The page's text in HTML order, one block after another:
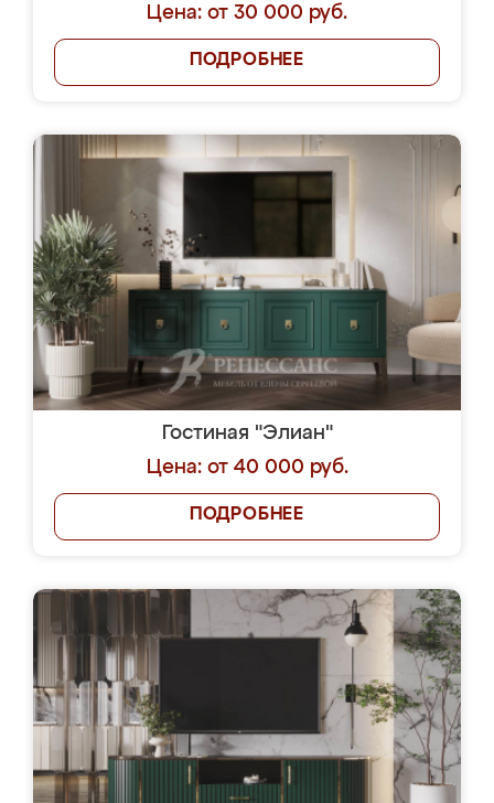
Цена: от 30 000 руб.
ПОДРОБНЕЕ
Гостиная "Элиан"
Цена: от 40 000 руб.
ПОДРОБНЕЕ